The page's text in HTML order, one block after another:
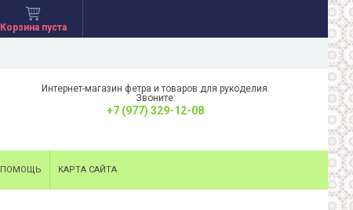
Корзина пуста
Интернет-магазин фетра и товаров для рукоделия.
Звоните:
+7 (977) 329-12-08
ПОМОЩЬ КАРТА САЙТА